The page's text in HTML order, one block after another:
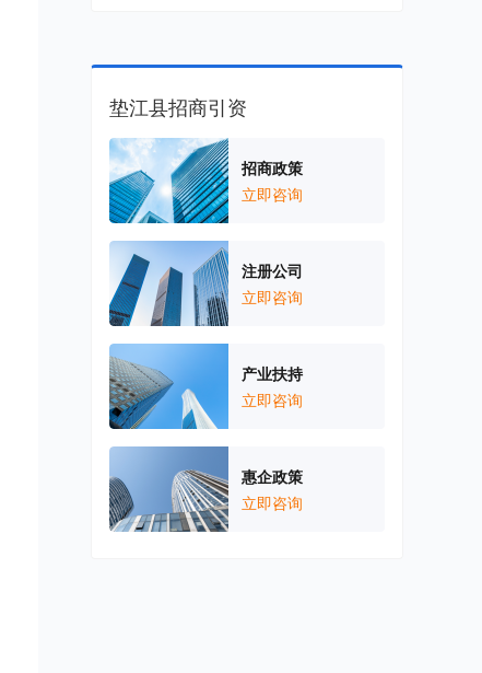
垫江县招商引资
招商政策
立即咨询
注册公司
立即咨询
产业扶持
立即咨询
惠企政策
立即咨询